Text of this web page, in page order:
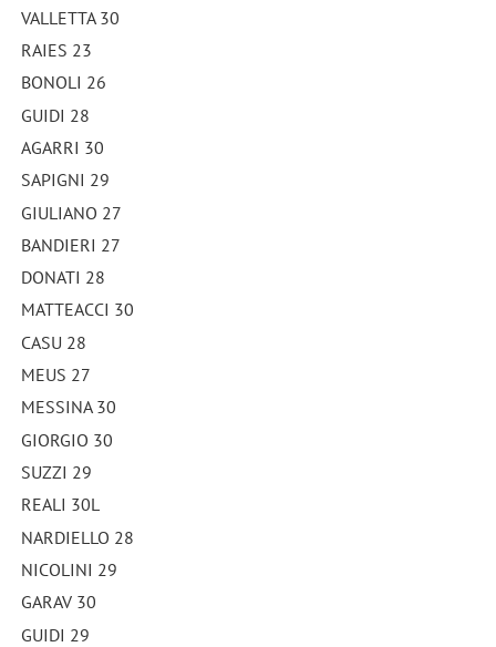
VALLETTA 30
RAIES 23
BONOLI 26
GUIDI 28
AGARRI 30
SAPIGNI 29
GIULIANO 27
BANDIERI 27
DONATI 28
MATTEACCI 30
CASU 28
MEUS 27
MESSINA 30
GIORGIO 30
SUZZI 29
REALI 30L
NARDIELLO 28
NICOLINI 29
GARAV 30
GUIDI 29